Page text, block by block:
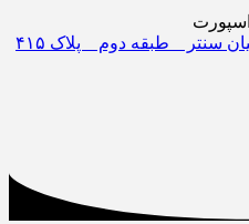
سنتر _ طبقه دوم _ پلاک ۴١۵